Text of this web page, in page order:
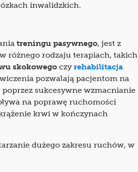
inwalidzkich.
treningu pasywnego, jest z
różnego rodzaju terapiach, takich
skokowego czyrehabilitacja
pozwalają pacjentom na
sukcesywne wzmacnianie
na poprawę ruchomości
krwi w kończynach
dużego zakresu ruchów, w